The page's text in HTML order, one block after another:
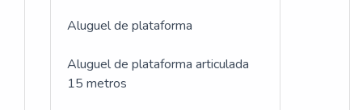
Aluguel de plataforma
Aluguel de plataforma articulada
15 metros